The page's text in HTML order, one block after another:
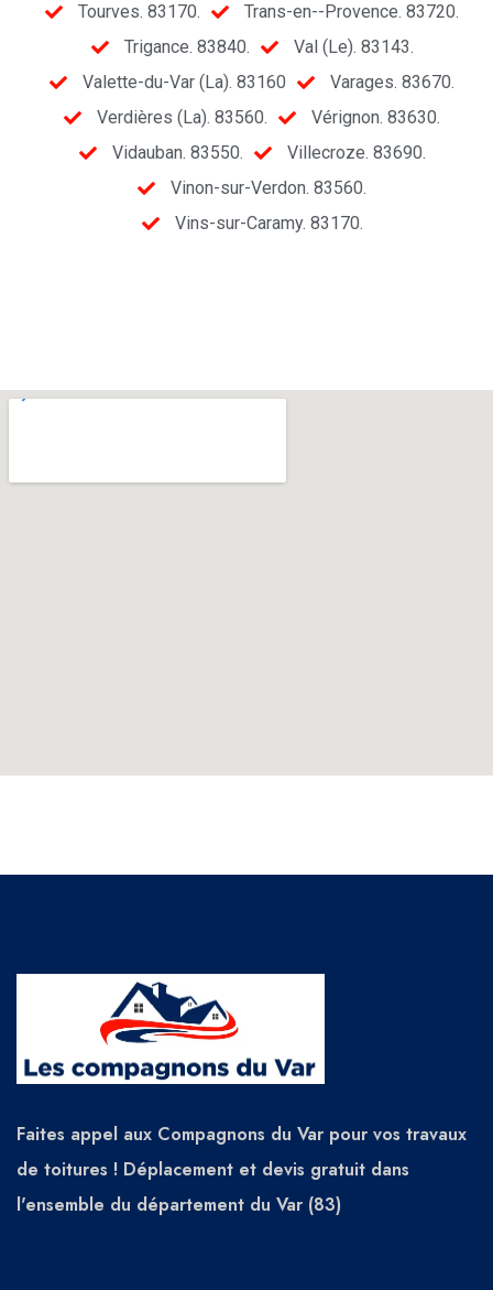
Tourves. 83170.
Trans-en--Provence. 83720.
Trigance. 83840.
Val (Le). 83143.
Valette-du-Var (La). 83160
Varages. 83670.
Verdières (La). 83560.
Vérignon. 83630.
Vidauban. 83550.
Villecroze. 83690.
Vinon-sur-Verdon. 83560.
Vins-sur-Caramy. 83170.
Faites appel aux Compagnons du Var pour vos travaux
de toitures ! Déplacement et devis gratuit dans
l'ensemble du département du Var (83)